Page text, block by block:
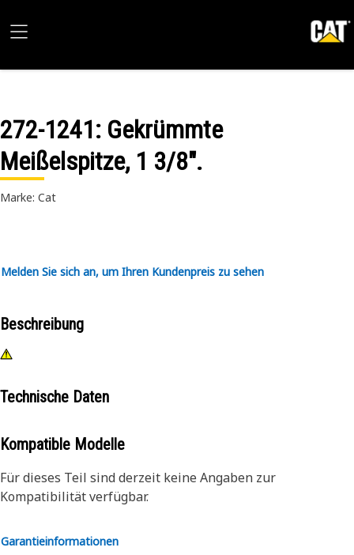
272-1241: Gekrümmte
Meißelspitze, 1 3/8".
Marke: Cat
Melden Sie sich an, um Ihren Kundenpreis zu sehen
Beschreibung
Technische Daten
Kompatible Modelle
Für dieses Teil sind derzeit keine Angaben zur
Kompatibilität verfügbar.
Garantieinformationen